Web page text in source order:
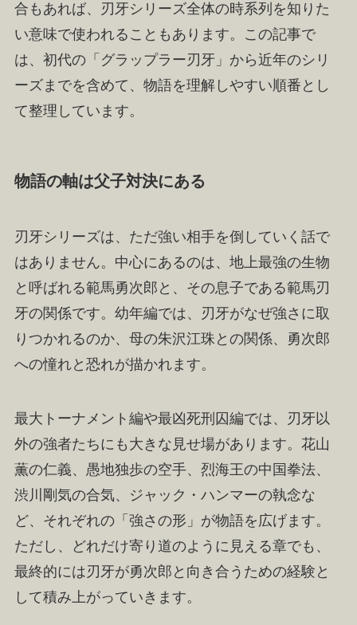
合もあれば、刃牙シリーズ全体の時系列を知りた
い意味で使われることもあります。この記事で
は、初代の「グラップラー刃牙」から近年のシリ
ーズまでを含めて、物語を理解しやすい順番とし
て整理しています。
物語の軸は父子対決にある
刃牙シリーズは、ただ強い相手を倒していく話で
はありません。中心にあるのは、地上最強の生物
と呼ばれる範馬勇次郎と、その息子である範馬刃
牙の関係です。幼年編では、刃牙がなぜ強さに取
りつかれるのか、母の朱沢江珠との関係、勇次郎
への憧れと恐れが描かれます。
最大トーナメント編や最凶死刑囚編では、刃牙以
外の強者たちにも大きな見せ場があります。花山
薫の仁義、愚地独歩の空手、烈海王の中国拳法、
渋川剛気の合気、ジャック・ハンマーの執念な
ど、それぞれの「強さの形」が物語を広げます。
ただし、どれだけ寄り道のように見える章でも、
最終的には刃牙が勇次郎と向き合うための経験と
して積み上がっていきます。